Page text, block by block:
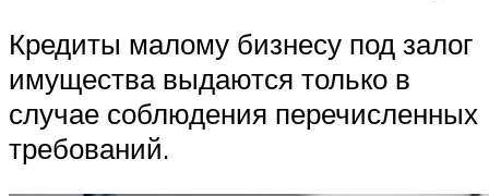
Кредиты малому бизнесу под залог
имущества выдаются только в
случае соблюдения перечисленных
требований.